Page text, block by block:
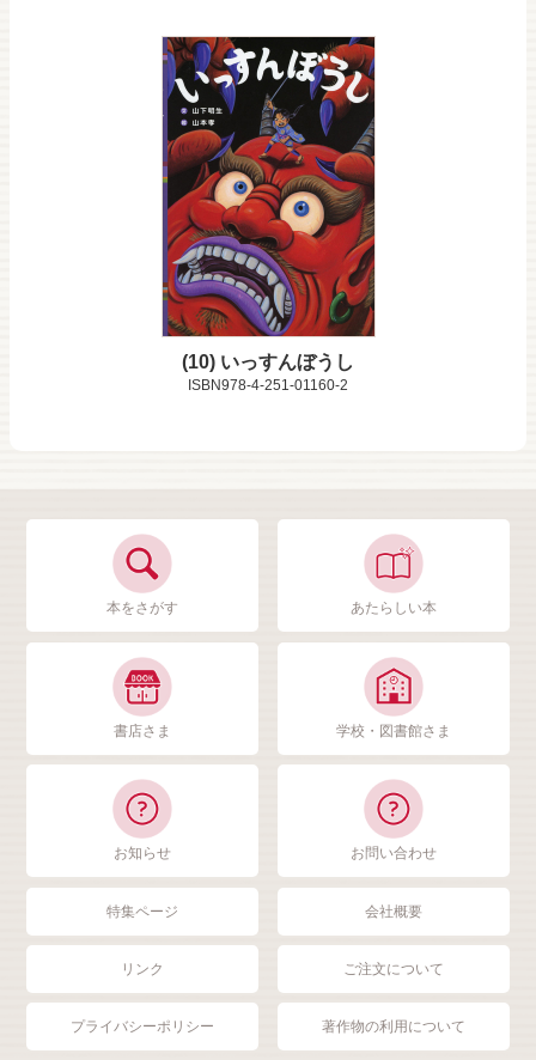
10 いっすんぼうし
ISBN978-4-251-01160-2
本をさがす あたらしい本
書店さま 学校・図書館さま
お知らせ お問い合わせ
特集ページ 会社概要
リンク ご注文について
プライバシーポリシー 著作物の利用について